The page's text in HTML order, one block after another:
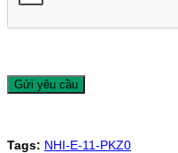
Tags: NHI-E-11-PKZ0